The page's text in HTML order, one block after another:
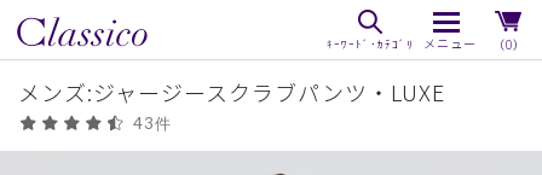
（0）
メンズ:ジャージースクラブパンツ・LUXE
43件